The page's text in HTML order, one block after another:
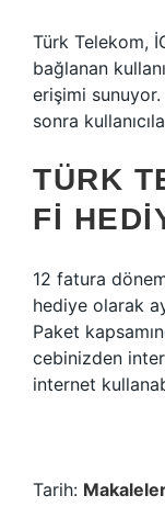
Türk Telekom,
bağlanan
erişimi
sonra
TÜRK
FI
12 fatura
hediye olarak
Paket
cebinizden
internet
Tarih: